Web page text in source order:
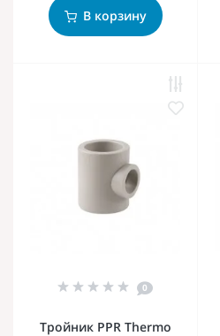
В корзину
0
Тройник PPR Thermo